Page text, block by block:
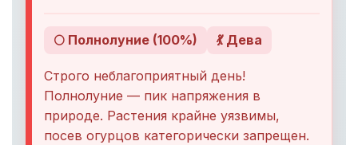
🌕 Полнолуние (100%) 💃 Дева
Строго неблагоприятный день!
Полнолуние — пик напряжения в
природе. Растения крайне уязвимы,
посев огурцов категорически запрещен.